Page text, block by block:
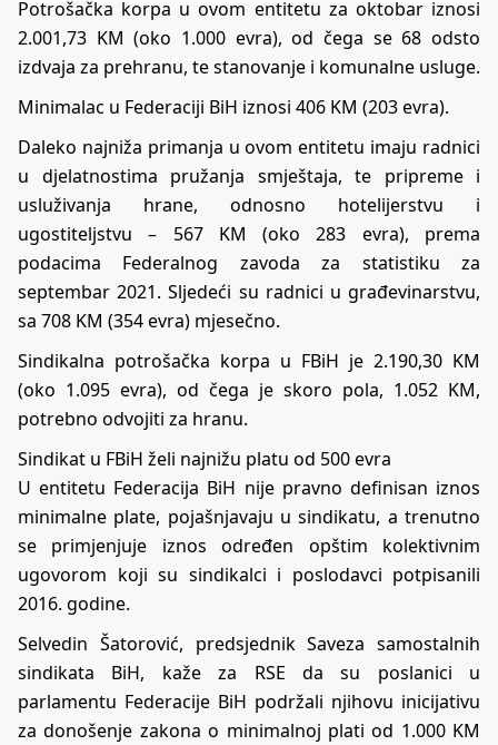
Potrošačka korpa u ovom entitetu za oktobar iznosi
2.001,73 KM (oko 1.000 evra), od čega se 68 odsto
izdvaja za prehranu, te stanovanje i komunalne usluge.
Minimalac u Federaciji BiH iznosi 406 KM (203 evra).
Daleko najniža primanja u ovom entitetu imaju radnici
u djelatnostima pružanja smještaja, te pripreme i
usluživanja hrane, odnosno hotelijerstvu i
ugostiteljstvu – 567 KM (oko 283 evra), prema
podacima Federalnog zavoda za statistiku za
septembar 2021. Sljedeći su radnici u građevinarstvu,
sa 708 KM (354 evra) mjesečno.
Sindikalna potrošačka korpa u FBiH je 2.190,30 KM
(oko 1.095 evra), od čega je skoro pola, 1.052 KM,
potrebno odvojiti za hranu.
Sindikat u FBiH želi najnižu platu od 500 evra
U entitetu Federacija BiH nije pravno definisan iznos
minimalne plate, pojašnjavaju u sindikatu, a trenutno
se primjenjuje iznos određen opštim kolektivnim
ugovorom koji su sindikalci i poslodavci potpisanili
2016. godine.
Selvedin Šatorović, predsjednik Saveza samostalnih
sindikata BiH, kaže za RSE da su poslanici u
parlamentu Federacije BiH podržali njihovu inicijativu
za donošenje zakona o minimalnoj plati od 1.000 KM